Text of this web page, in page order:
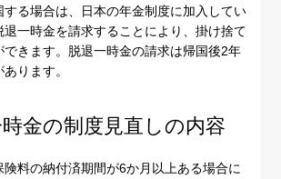
する場合は、日本の年金制度に加入してい
退一時金を請求することにより、掛け捨て
できます。脱退一時金の請求は帰国後2年
ります。
時金の制度見直しの内容
険料の納付済期間が6か月以上ある場合に